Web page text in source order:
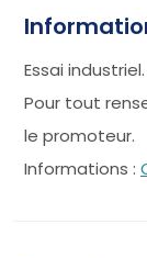
Essai industriel.
Pour tout
le promoteur.
Informations :